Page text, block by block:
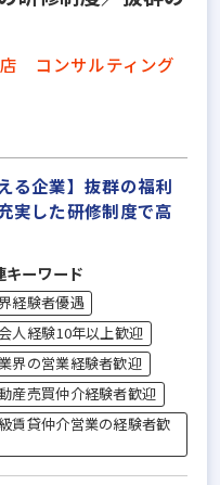
コンサルティング
る企業】抜群の福利
実した研修制度で高
キーワード
経験者優遇
人経験10年以上歓迎
界の営業経験者歓迎
産売買仲介経験者歓迎
賃貸仲介営業の経験者歓